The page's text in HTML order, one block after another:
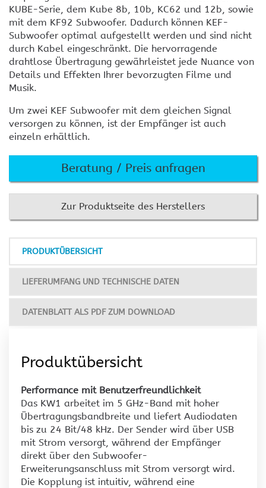
KUBE-Serie, dem Kube 8b, 10b, KC62 und 12b, sowie
mit dem KF92 Subwoofer. Dadurch können KEF-
Subwoofer optimal aufgestellt werden und sind nicht
durch Kabel eingeschränkt. Die hervorragende
drahtlose Übertragung gewährleistet jede Nuance von
Details und Effekten Ihrer bevorzugten Filme und
Musik.
Um zwei KEF Subwoofer mit dem gleichen Signal
versorgen zu können, ist der Empfänger ist auch
einzeln erhältlich.
Beratung / Preis anfragen
Zur Produktseite des Herstellers
PRODUKTÜBERSICHT
LIEFERUMFANG UND TECHNISCHE DATEN
DATENBLATT ALS PDF ZUM DOWNLOAD
Produktübersicht
Performance mit Benutzerfreundlichkeit
Das KW1 arbeitet im 5 GHz-Band mit hoher
Übertragungsbandbreite und liefert Audiodaten
bis zu 24 Bit/48 kHz. Der Sender wird über USB
mit Strom versorgt, während der Empfänger
direkt über den Subwoofer-
Erweiterungsanschluss mit Strom versorgt wird.
Die Kopplung ist intuitiv, während eine